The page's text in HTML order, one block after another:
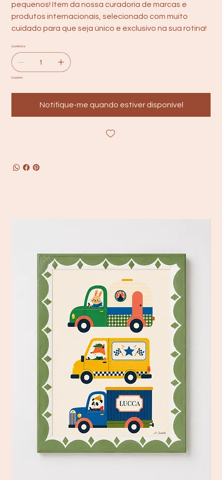
pequenos! Item da nossa curadoria de marcas e
produtos internacionais, selecionado com muito
cuidado para que seja único e exclusivo na sua rotina!
Quantidade
Esgotado
Notifique-me quando estiver disponível